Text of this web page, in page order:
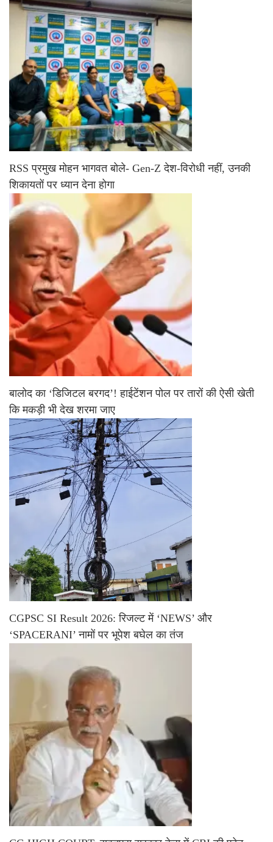
RSS प्रमुख मोहन भागवत बोले- Gen-Z देश-विरोधी नहीं, उनकी
शिकायतों पर ध्यान देना होगा
बालोद का ‘डिजिटल बरगद’! हाईटेंशन पोल पर तारों की ऐसी खेती
कि मकड़ी भी देख शरमा जाए
CGPSC SI Result 2026: रिजल्ट में ‘NEWS’ और
‘SPACERANI’ नामों पर भूपेश बघेल का तंज